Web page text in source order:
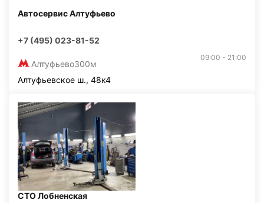
Автосервис Алтуфьево
+7 (495) 023-81-52
Алтуфьево300м
09:00 - 21:00
Алтуфьевское ш., 48к4
СТО Лобненская